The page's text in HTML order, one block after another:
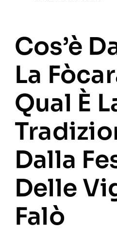
Cos’è
La
Qual È
Dalla
Delle
Falò